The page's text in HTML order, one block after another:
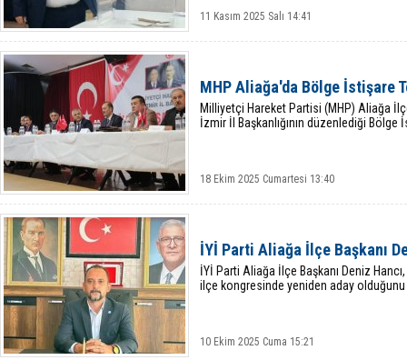
11 Kasım 2025 Salı 14:41
MHP Aliağa'da Bölge İstişare
Milliyetçi Hareket Partisi (MHP) Aliağa
İzmir İl Başkanlığının düzenlediği Bölge
18 Ekim 2025 Cumartesi 13:40
İYİ Parti Aliağa İlçe Başkanı
İYİ Parti Aliağa İlçe Başkanı Deniz
ilçe kongresinde yeniden aday olduğunu
10 Ekim 2025 Cuma 15:21